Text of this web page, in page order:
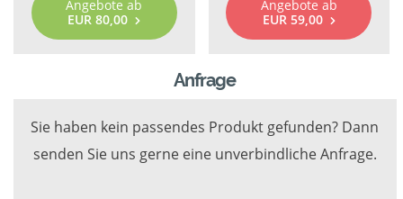
Angebote ab
EUR 80,00
Angebote ab
EUR 59,00
Anfrage
Sie haben kein passendes Produkt gefunden? Dann
senden Sie uns gerne eine unverbindliche Anfrage.